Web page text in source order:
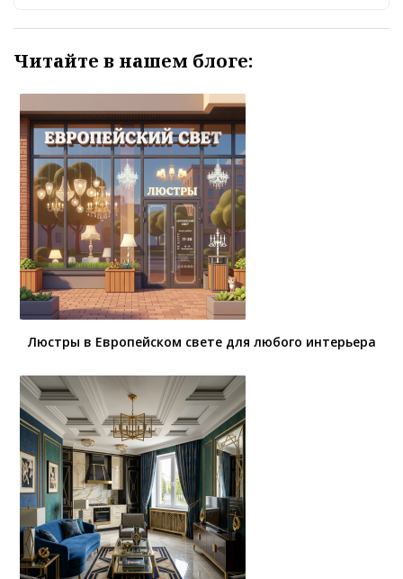
Читайте в нашем блоге:
Люстры в Европейском свете для любого интерьера